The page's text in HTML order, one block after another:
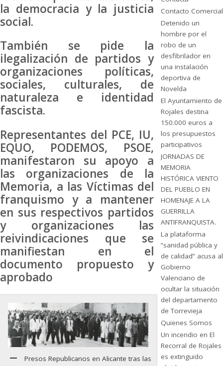
la democracia y la justicia
social.
También se pide la
ilegalización de partidos y
organizaciones políticas,
sociales, culturales, de
naturaleza e identidad
fascista.
Representantes del PCE, IU,
EQUO, PODEMOS, PSOE,
manifestaron su apoyo a
las organizaciones de la
Memoria, a las Víctimas del
franquismo y a mantener
en sus respectivos partidos
y organizaciones las
reivindicaciones que se
manifiestan en el
documento propuesto y
aprobado
Presos Republicanos en Alicante tras las
Contacto Comercial
Detenido un
hombre por el
robo de un
desfibrilador en
una instalación
deportiva de
Novelda
El Ayuntamiento de
Rojales destina
150.000 euros a
los presupuestos
participativos
JORNADAS DE
MEMORIA
HISTÓRICA VIENTO
DEL PUEBLO EN
HOMENAJE A LA
GUERRILLA
ANTIFRANQUISTA.
La plataforma
“sanidad pública y
de calidad” acusa al
Gobierno
Valenciano de
ocultar la situación
del departamento
de Torrevieja
Quienes Somos
Un incendio en El
Recorral de Rojales
es extinguido